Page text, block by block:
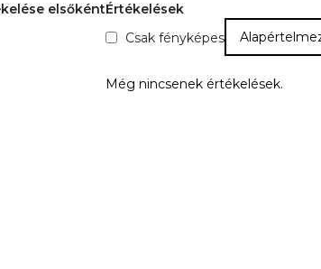
Értékelések
Csak fényképes
Még nincsenek értékelések.
elsőként